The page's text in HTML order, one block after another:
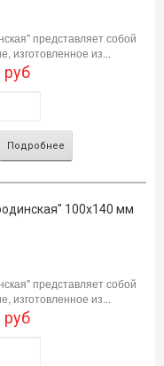
представляет собой
изготовленное из...
руб
Подробнее
100х140 мм
представляет собой
изготовленное из...
руб